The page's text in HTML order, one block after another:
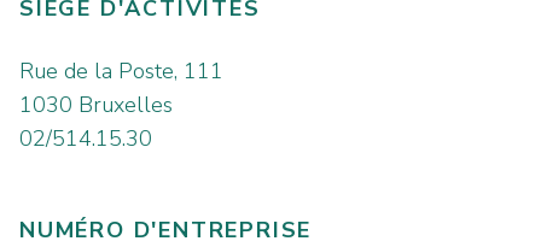
SIÈGE D'ACTIVITÉS
Rue de la Poste, 111
1030 Bruxelles
02/514.15.30
NUMÉRO D'ENTREPRISE